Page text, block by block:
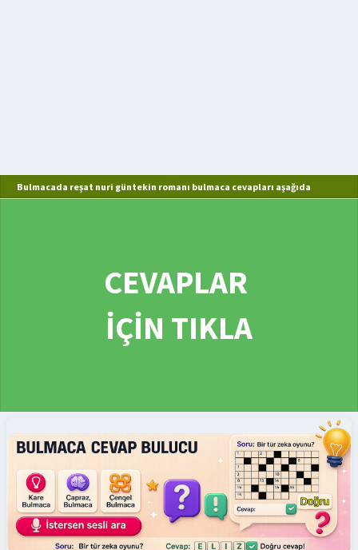
Bulmacada reşat nuri güntekin romanı bulmaca cevapları aşağıda
CEVAPLAR
İÇİN TIKLA